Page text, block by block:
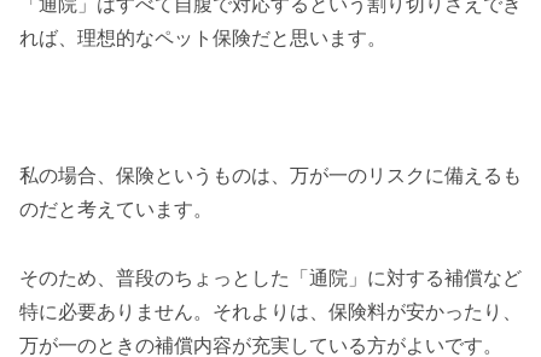
「通院」はすべて自腹で対応するという割り切りさえでき
れば、理想的なペット保険だと思います。
私の場合、保険というものは、万が一のリスクに備えるも
のだと考えています。
そのため、普段のちょっとした「通院」に対する補償など
特に必要ありません。それよりは、保険料が安かったり、
万が一のときの補償内容が充実している方がよいです。